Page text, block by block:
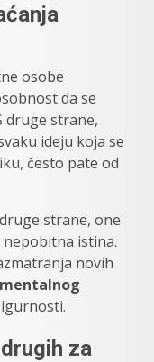
osobe
da se
druge strane,
ideju koja se
često pate od
strane, one
istina.
novih
za